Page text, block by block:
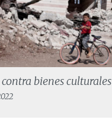
bienes culturales